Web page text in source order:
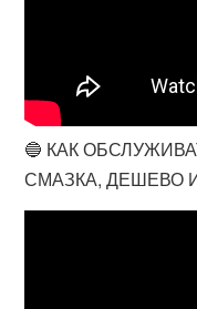
🔵 КАК
СМАЗКА, ДЕШЕВО